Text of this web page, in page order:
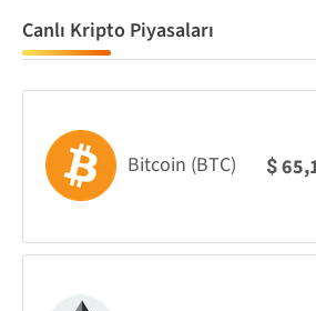
Canlı Kripto Piyasaları
Bitcoin (BTC) $